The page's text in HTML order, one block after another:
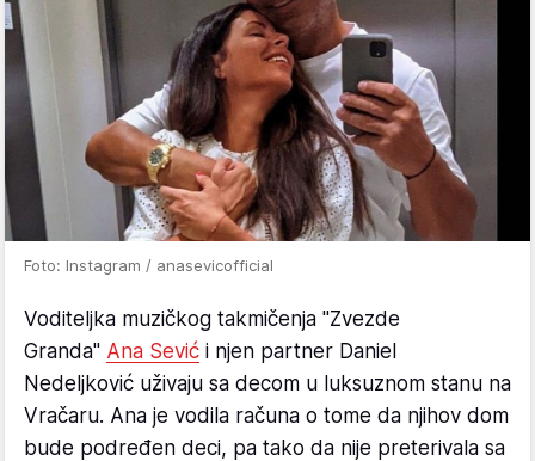
Foto: Instagram / anasevicofficial
Voditeljka muzičkog takmičenja "Zvezde
Granda" Ana Sević i njen partner Daniel
Nedeljković uživaju sa decom u luksuznom stanu na
Vračaru. Ana je vodila računa o tome da njihov dom
bude podređen deci, pa tako da nije preterivala sa